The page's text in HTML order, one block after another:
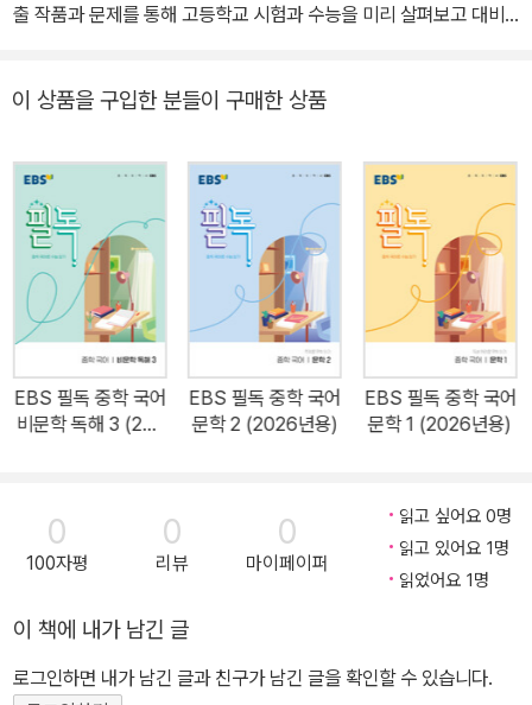
출 작품과 문제를 통해 고등학교 시험과 수능을 미리 살펴보고 대비
갖게 될 것입니다. 01 개념 학습하기 / 기출 유형 살펴보기 개념 잡고,
을 체계적으로 정리하고 알기 쉽게 기출문제 출제 유형을 제시했습니
다 02 기출 연습하기 기출문제 연습으로 다지고 또 다지기! 전국연합
학력평가와 수능 모의고사에 출제된 문학 지문과 대표 문항 외에 서
술형 및 내용 파악 문항을 제시하여 단계적으로 문제를 해결할 수 있
도록 하였습니다. 03 작품 독해하기 상세한 독해를 통한 작품 완전
정복! <기출 연습하기>에 제시된 작품을 쉽게 파악할 수 있도록 상세
한 독해 포인트를 제시했습니다. 독해 포인트를 활용한 상세한 해설
은 작품의 감상 능력을 높여 줄 것입니다. 또한 한자 성어, 낱말 뜻 등
품의 핵심 내용을 도표와 다양한 형식으로 정리해서 다시 한번 보여
줍니다. 학습한 내용을 확실하게 자신의 것으로 만들 수 있을 것입니
정답과 해설 정답과 오답의 이유를 내 손안에! 상세한 정답 해설과 오
답 해설을 통해 확실하게 문제를 파악할 수 있도록 하였습니다.
이 상품을 구입한 분들이 구매한 상품
EBS 필독 중학 국어
비문학 독해 3 (202
EBS 필독 중학 국어
문학 2 (2026년용)
EBS 필독 중학 국어
문학 1 (2026년용)
0
100자평
0
리뷰
0
마이페이퍼
읽고 싶어요 0명
읽고 있어요 1명
읽었어요 1명
이 책에 내가 남긴 글
로그인하면 내가 남긴 글과 친구가 남긴 글을 확인할 수 있습니다.